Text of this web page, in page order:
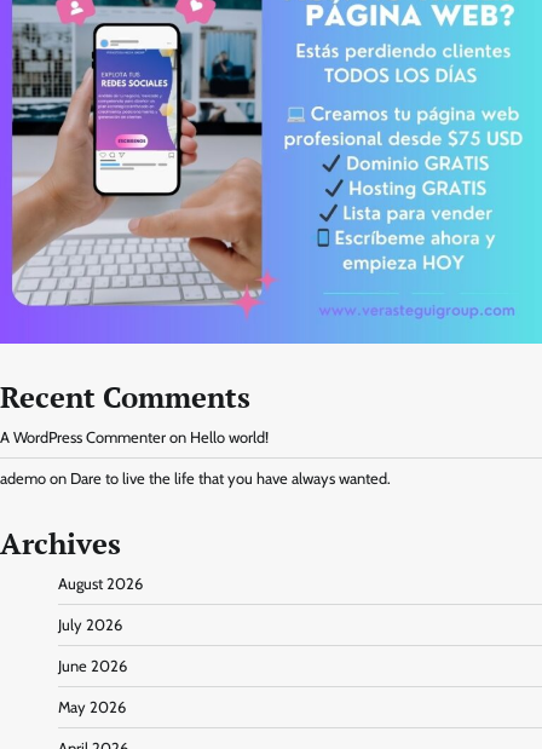
Recent Comments
A WordPress Commenter on Hello world!
ademo on Dare to live the life that you have always wanted.
Archives
August 2026
July 2026
June 2026
May 2026